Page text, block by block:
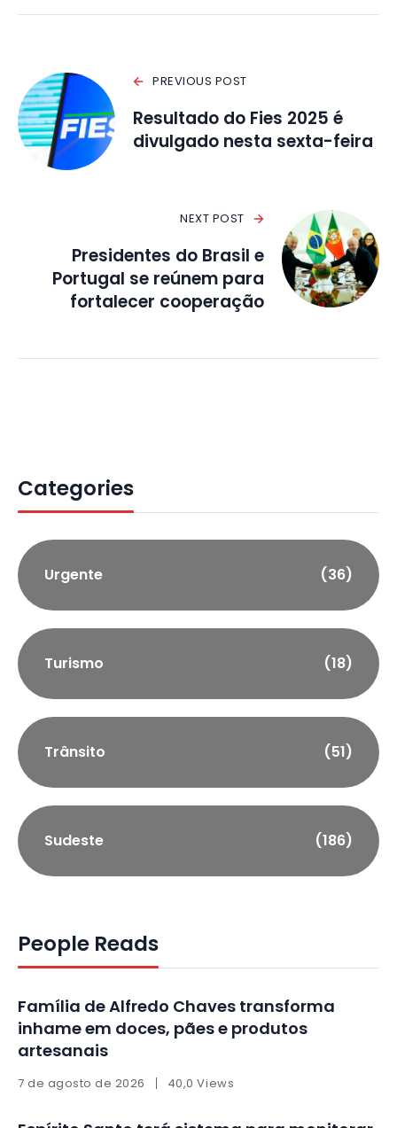
PREVIOUS POST
Resultado do Fies 2025 é
divulgado nesta sexta-feira
NEXT POST
Presidentes do Brasil e
Portugal se reúnem para
fortalecer cooperação
Categories
Urgente (36)
Turismo (18)
Trânsito (51)
Sudeste (186)
People Reads
Família de Alfredo Chaves transforma
inhame em doces, pães e produtos
artesanais
7 de agosto de 2026 40,0 Views